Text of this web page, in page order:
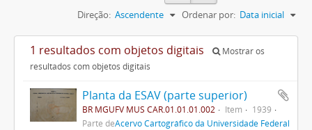
Ordenar por: Data inicial
Direção: Ascendente
1 resultados com objetos digitais
Mostrar os
resultados com objetos digitais
Planta da ESAV (parte superior)
BR MGUFV MUS CAR.01.01.01.002 Item
1939
Parte deAcervo Cartográfico da Universidade Federal